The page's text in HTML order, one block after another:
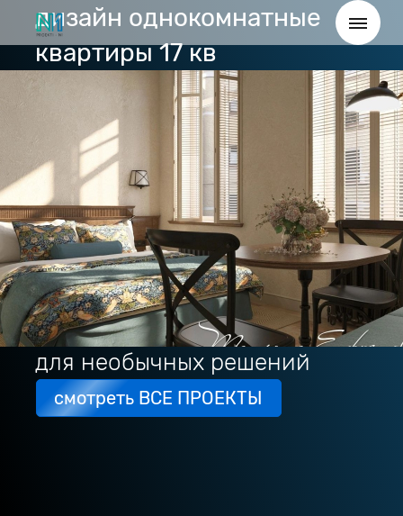
дизайн однокомнатные
квартиры 17 кв
для необычных решений
смотреть ВСЕ ПРОЕКТЫ